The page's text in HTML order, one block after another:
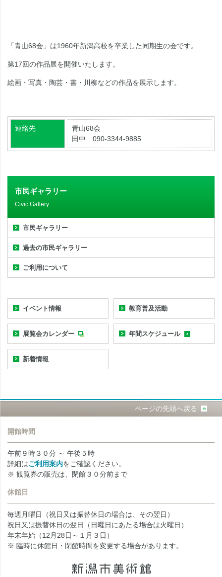
「青山68会」は1960年新潟高校を卒業した同期生の会です。
第17回の作品展を開催いたします。
絵画・写真・陶芸・書・川柳などの作品を展示します。
連絡先
青山68会
田中 090-3344-9885
市民ギャラリー
Civic Gallery
市民ギャラリー
過去の市民ギャラリー
ご利用について
イベント情報 教育普及活動
展覧会カレンダー 年間スケジュール
新着情報
ページの先頭へ戻る
開館時間
午前９時３０分 ～ 午後５時
詳細はご利用案内をご確認ください。
※ 観覧券の販売は、閉館３０分前まで
休館日
毎週月曜日（祝日又は振替休日の場合は、その翌日）
祝日又は振替休日の翌日（日曜日にあたる場合は火曜日）
年末年始（12月28日～１月３日）
※ 臨時に休館日・閉館時間を変更する場合があります。